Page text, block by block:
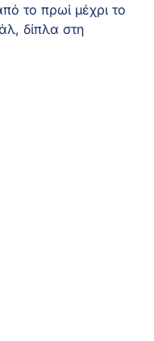
το πρωί μέχρι το
δίπλα στη